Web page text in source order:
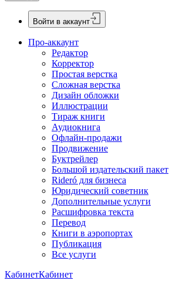
Войти в аккаунт
Про-аккаунт
Редактор
Корректор
Простая верстка
Сложная верстка
Дизайн обложки
Иллюстрации
Тираж книги
Аудиокнига
Офлайн-продажи
Продвижение
Буктрейлер
Большой издательский пакет
Rideró для бизнеса
Юридический советник
Дополнительные услуги
Расшифровка текста
Перевод
Книги в аэропортах
Публикация
Все услуги
КабинетКабинет